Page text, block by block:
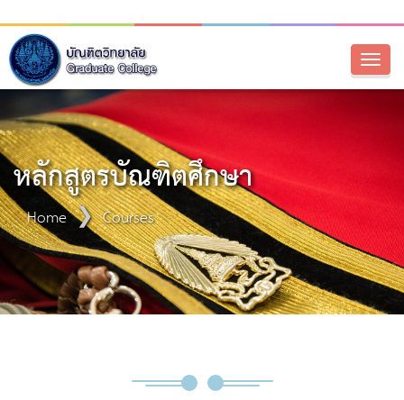
หลักสูตรบัณฑิตศึกษา
Home Courses